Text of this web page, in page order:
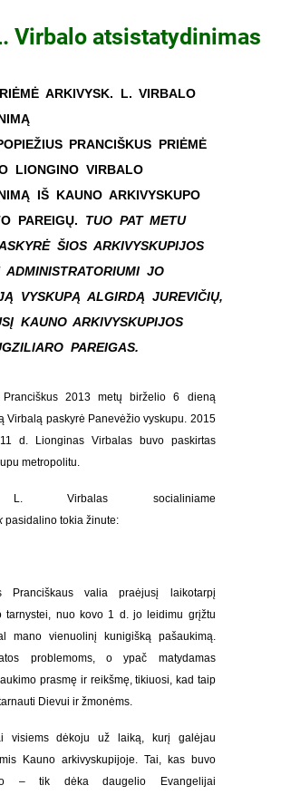
Virbalo atsistatydinimas
ARKIVYSK. L. VIRBALO
PRANCIŠKUS PRIĖMĖ
LIONGINO VIRBALO
IŠ KAUNO ARKIVYSKUPO
PAREIGŲ. TUO PAT METU
ŠIOS ARKIVYSKUPIJOS
ADMINISTRATORIUMI JO
VYSKUPĄ ALGIRDĄ JUREVIČIŲ,
KAUNO ARKIVYSKUPIJOS
PAREIGAS.
Pranciškus 2013 metų birželio 6 dieną
Virbalą paskyrė Panevėžio vyskupu. 2015
d. Lionginas Virbalas buvo paskirtas
metropolitu.
Virbalas socialiniame
pasidalino tokia žinute:
Pranciškaus valia praėjusį laikotarpį
tarnystei, nuo kovo 1 d. jo leidimu grįžtu
mano vienuolinį kunigišką pašaukimą.
problemoms, o ypač matydamas
prasmę ir reikšmę, tikiuosi, kad taip
Dievui ir žmonėms.
visiems dėkoju už laiką, kurį galėjau
Kauno arkivyskupijoje. Tai, kas buvo
– tik dėka daugelio Evangelijai